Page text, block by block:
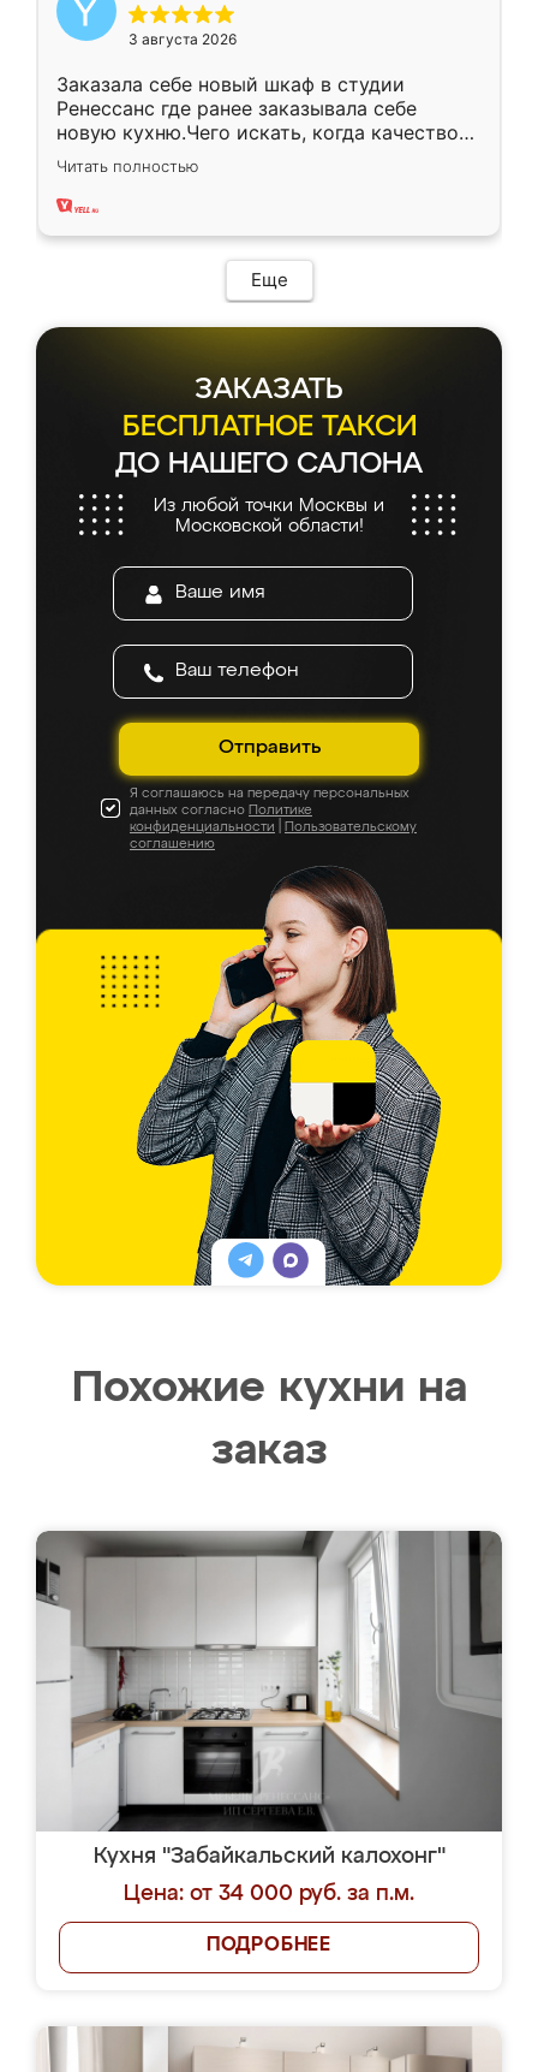
3 августа 2026
Заказала себе новый шкаф в студии
Ренессанс где ранее заказывала себе
новую кухню.Чего искать, когда качеством
вполне довольна. Служит кухня уже почти
два года, нареканий нет.
Читать полностью
Еще
ЗАКАЗАТЬ
БЕСПЛАТНОЕ ТАКСИ
ДО НАШЕГО САЛОНА
Из любой точки Москвы и
Московской области!
Отправить
Я соглашаюсь на передачу персональных
данных согласно Политике
конфиденциальности
Пользовательскому
соглашению
Похожие кухни на
заказ
Кухня "Забайкальский калохонг"
Цена: от 34 000 руб. за п.м.
ПОДРОБНЕЕ